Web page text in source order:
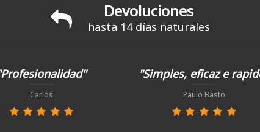
Devoluciones
hasta 14 días naturales
Carlos
"Simples, eficaz e
Paulo Basto